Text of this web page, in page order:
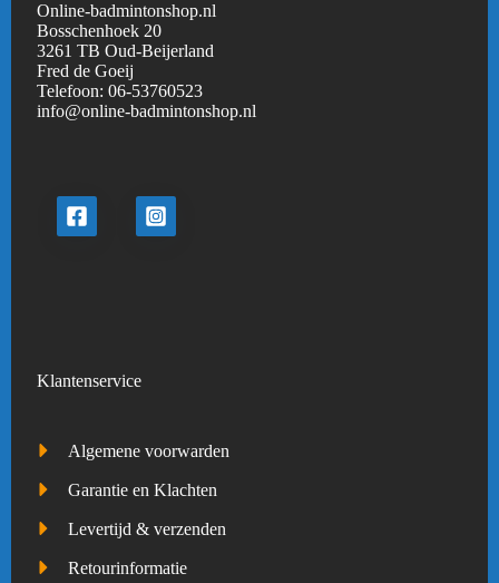
Online-badmintonshop.nl
Bosschenhoek 20
3261 TB Oud-Beijerland
Fred de Goeij
Telefoon:06-53760523
info@online-badmintonshop.nl
Klantenservice
Algemene voorwarden
Garantie en Klachten
Levertijd & verzenden
Retourinformatie